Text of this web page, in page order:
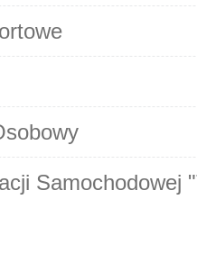
Samochodowej